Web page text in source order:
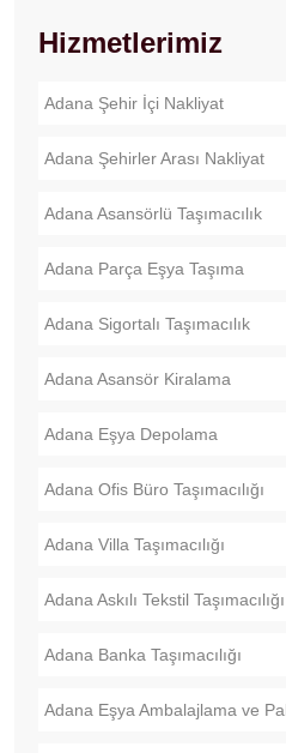
Hizmetlerimiz
Adana Şehir İçi Nakliyat
Adana Şehirler Arası Nakliyat
Adana Asansörlü Taşımacılık
Adana Parça Eşya Taşıma
Adana Sigortalı Taşımacılık
Adana Asansör Kiralama
Adana Eşya Depolama
Adana Ofis Büro Taşımacılığı
Adana Villa Taşımacılığı
Adana Askılı Tekstil Taşımacılığı
Adana Banka Taşımacılığı
Adana Eşya Ambalajlama ve